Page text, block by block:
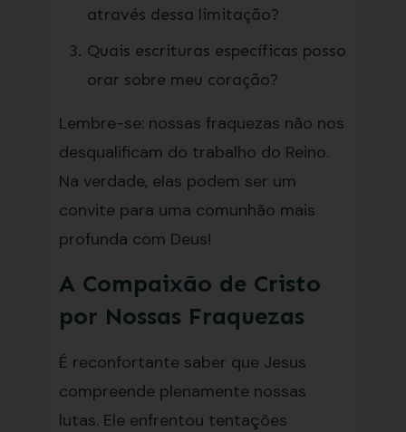
através dessa limitação?
Quais escrituras específicas posso
orar sobre meu coração?
Lembre-se: nossas fraquezas não nos
desqualificam do trabalho do Reino.
Na verdade, elas podem ser um
convite para uma comunhão mais
profunda com Deus!
A Compaixão de Cristo
por Nossas Fraquezas
É reconfortante saber que Jesus
compreende plenamente nossas
lutas. Ele enfrentou tentações